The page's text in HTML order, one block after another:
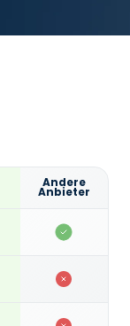
Andere
Anbieter